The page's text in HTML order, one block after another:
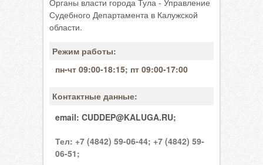
Органы власти города Тула - Управление
Судебного Департамента в Калужской
области.
Режим работы:
пн-чт 09:00-18:15; пт 09:00-17:00
Контактные данные:
email: CUDDEP@KALUGA.RU;
Тел: +7 (4842) 59-06-44; +7 (4842) 59-
06-51;